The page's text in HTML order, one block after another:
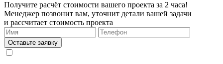
Получите расчёт стоимости вашего проекта за 2 часа!
Менеджер позвонит вам, уточнит детали вашей задачи
и рассчитает стоимость проекта
Оставьте заявку